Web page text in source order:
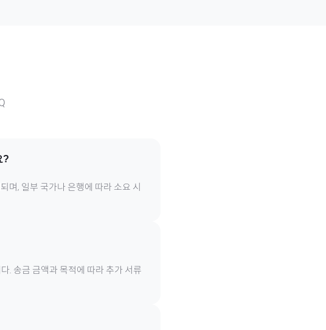
?
며, 일부 국가나 은행에 따라 소요 시
. 송금 금액과 목적에 따라 추가 서류